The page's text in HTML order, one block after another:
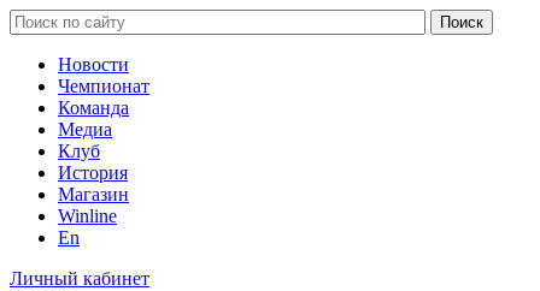
Новости
Чемпионат
Команда
Медиа
Клуб
История
Магазин
Winline
En
Личный кабинет